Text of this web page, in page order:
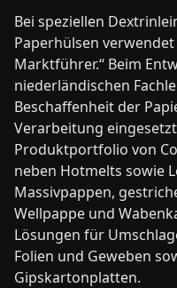
Bei speziellen
Paperhülsen
Marktführer.“ Beim
niederländischen
Beschaffenheit der
Verarbeitung
Produktportfolio von
neben Hotmelts sowie
Massivpappen,
Wellpappe und
Lösungen für
Folien und Geweben
Gipskartonplatten.